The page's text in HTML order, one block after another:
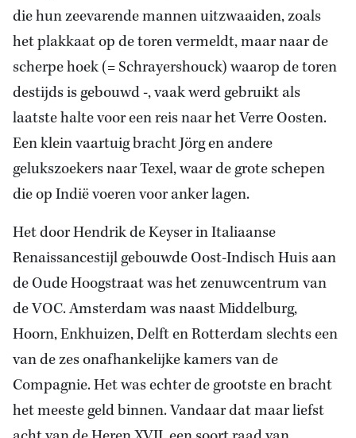
die hun zeevarende mannen uitzwaaiden, zoals
het plakkaat op de toren vermeldt, maar naar de
scherpe hoek (= Schrayershouck) waarop de toren
destijds is gebouwd -, vaak werd gebruikt als
laatste halte voor een reis naar het Verre Oosten.
Een klein vaartuig bracht Jörg en andere
gelukszoekers naar Texel, waar de grote schepen
die op Indië voeren voor anker lagen.
Het door Hendrik de Keyser in Italiaanse
Renaissancestijl gebouwde Oost-Indisch Huis aan
de Oude Hoogstraat was het zenuwcentrum van
de VOC. Amsterdam was naast Middelburg,
Hoorn, Enkhuizen, Delft en Rotterdam slechts een
van de zes onafhankelijke kamers van de
Compagnie. Het was echter de grootste en bracht
het meeste geld binnen. Vandaar dat maar liefst